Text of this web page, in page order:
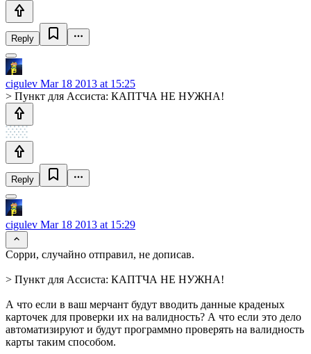
Reply
cigulev Mar 18 2013 at 15:25
> Пункт для Ассиста: КАПТЧА НЕ НУЖНА!
Reply
cigulev Mar 18 2013 at 15:29
Сорри, случайно отправил, не дописав.
> Пункт для Ассиста: КАПТЧА НЕ НУЖНА!
А что если в ваш мерчант будут вводить данные краденых
карточек для проверки их на валидность? А что если это дело
автоматизируют и будут программно проверять на валидность
карты таким способом.